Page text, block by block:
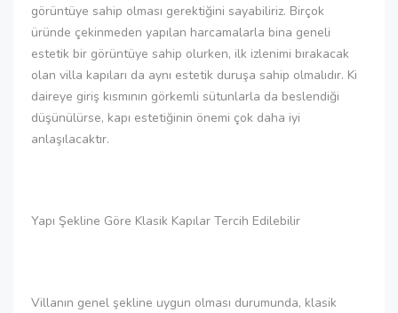
görüntüye sahip olması gerektiğini sayabiliriz. Birçok
üründe çekinmeden yapılan harcamalarla bina geneli
estetik bir görüntüye sahip olurken, ilk izlenimi bırakacak
olan villa kapıları da aynı estetik duruşa sahip olmalıdır. Ki
daireye giriş kısmının görkemli sütunlarla da beslendiği
düşünülürse, kapı estetiğinin önemi çok daha iyi
anlaşılacaktır.
Yapı Şekline Göre Klasik Kapılar Tercih Edilebilir
Villanın genel şekline uygun olması durumunda, klasik